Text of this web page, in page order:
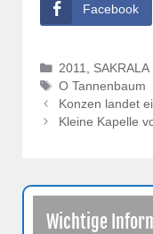
Facebook
Kategorien
2011
SAKRALA
Schlagwörter
O Tannenbaum
Konzen landet
Kleine Kapelle
Wichtige